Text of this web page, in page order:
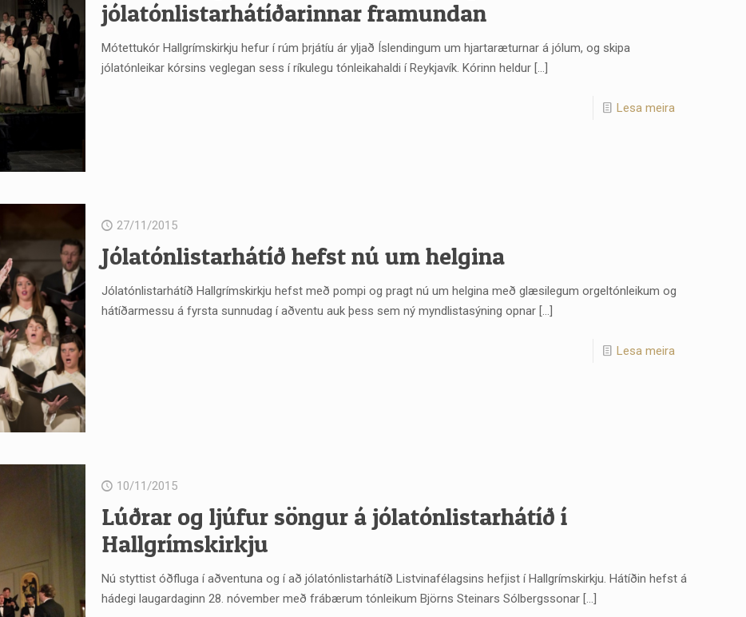
jólatónlistarhátíðarinnar framundan
Mótettukór Hallgrímskirkju hefur í rúm þrjátíu ár yljað Íslendingum um hjartaræturnar á jólum, og skipa
jólatónleikar kórsins veglegan sess í ríkulegu tónleikahaldi í Reykjavík. Kórinn heldur[…]
Lesa meira
27/11/2015
Jólatónlistarhátíð hefst nú um helgina
Jólatónlistarhátíð Hallgrímskirkju hefst með pompi og pragt nú um helgina með glæsilegum orgeltónleikum og
hátíðarmessu á fyrsta sunnudag í aðventu auk þess sem ný myndlistasýning opnar[…]
Lesa meira
10/11/2015
Lúðrar og ljúfur söngur á jólatónlistarhátíð í
Hallgrímskirkju
Nú styttist óðfluga í aðventuna og í að jólatónlistarhátíð Listvinafélagsins hefjist í Hallgrímskirkju. Hátíðin hefst á
hádegi laugardaginn 28. nóvember með frábærum tónleikum Björns Steinars Sólbergssonar[…]